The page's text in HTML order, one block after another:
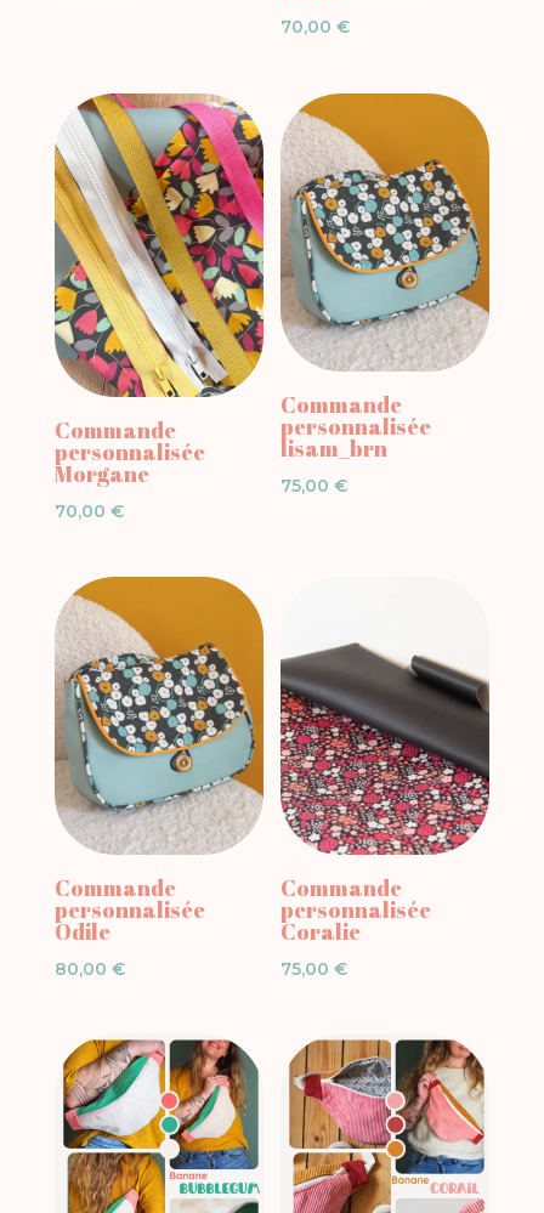
70,00€
Commande
personnalisée
Morgane
70,00 €
Commande
personnalisée
lisam_brn
75,00€
Commande
personnalisée
Odile
80,00 €
Commande
personnalisée
Coralie
75,00€